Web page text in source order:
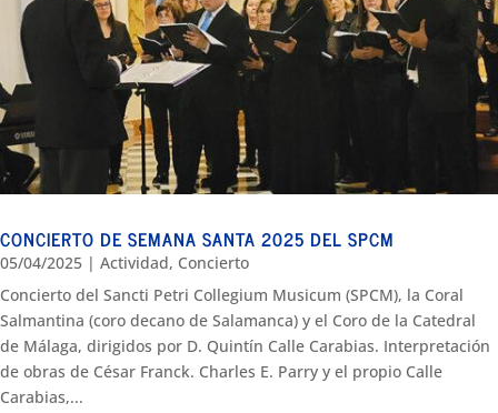
CONCIERTO DE SEMANA SANTA 2025 DEL SPCM
05/04/2025 | Actividad, Concierto
Concierto del Sancti Petri Collegium Musicum (SPCM), la Coral
Salmantina (coro decano de Salamanca) y el Coro de la Catedral
de Málaga, dirigidos por D. Quintín Calle Carabias. Interpretación
de obras de César Franck. Charles E. Parry y el propio Calle
Carabias,...